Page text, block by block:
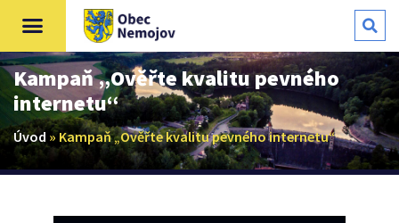
Kampaň „Ověřte kvalitu pevného
internetu“
Úvod »Kampaň „Ověřte kvalitu pevného internetu“